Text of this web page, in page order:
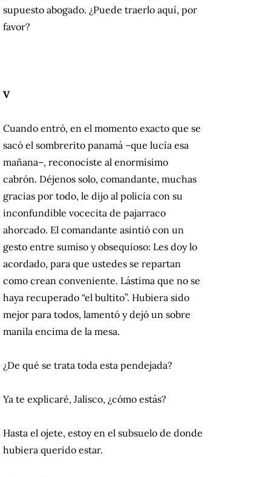
supuesto abogado. ¿Puede traerlo aquí, por
favor?
V
Cuando entró, en el momento exacto que se
sacó el sombrerito panamá –que lucía esa
mañana–, reconociste al enormísimo
cabrón. Déjenos solo, comandante, muchas
gracias por todo, le dijo al policía con su
inconfundible vocecita de pajarraco
ahorcado. El comandante asintió con un
gesto entre sumiso y obsequioso: Les doy lo
acordado, para que ustedes se repartan
como crean conveniente. Lástima que no se
haya recuperado “el bultito”. Hubiera sido
mejor para todos, lamentó y dejó un sobre
manila encima de la mesa.
¿De qué se trata toda esta pendejada?
Ya te explicaré, Jalisco, ¿cómo estás?
Hasta el ojete, estoy en el subsuelo de donde
hubiera querido estar.